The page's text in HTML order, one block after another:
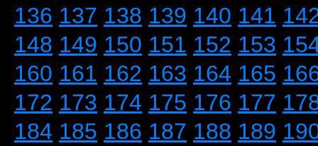
136 137 138 139 140 141
148 149 150 151 152 153
160 161 162 163 164 165
172 173 174 175 176 177
184 185 186 187 188 189